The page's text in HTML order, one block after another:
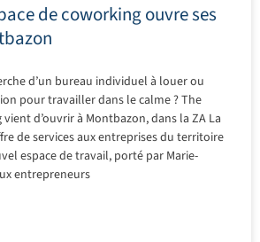
de coworking ouvre ses
d’un bureau individuel à louer ou
pour travailler dans le calme ? The
d’ouvrir à Montbazon, dans la ZA La
de services aux entreprises du territoire
espace de travail, porté par Marie-
entrepreneurs